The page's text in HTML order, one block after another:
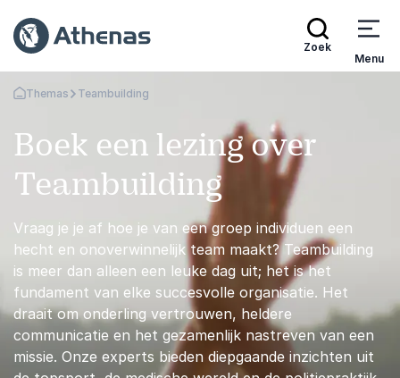
Zoek
Menu
Terug naar de startpagina
Themas Teambuilding
Boek een lezing over
Teambuilding
Vraag je je af hoe je van een groep individuen een
hecht en onoverwinnelijk team maakt? Teambuilding
is meer dan alleen een leuke dag uit; het is het
fundament van elke succesvolle organisatie. Het
draait om onderling vertrouwen, heldere
communicatie en het gezamenlijk nastreven van een
missie. Onze experts bieden diepgaande inzichten uit